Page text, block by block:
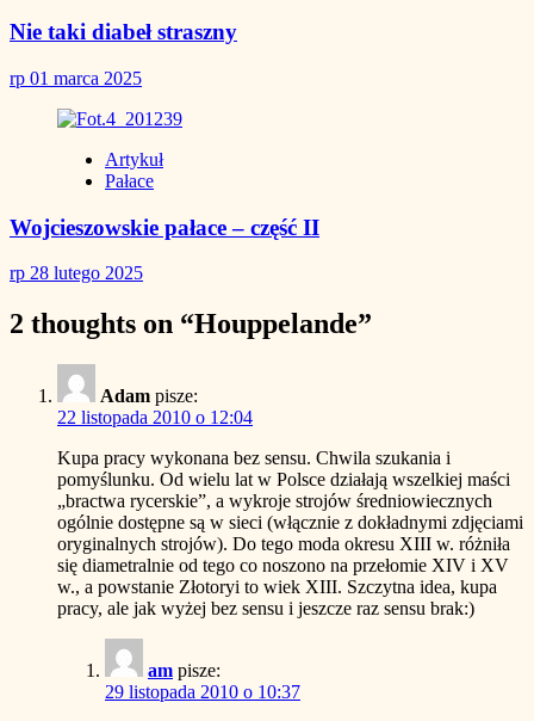
Nie taki diabeł straszny
rp 01 marca 2025
Artykuł
Pałace
Wojcieszowskie pałace – część II
rp 28 lutego 2025
2 thoughts on “Houppelande”
Adam pisze:
22 listopada 2010 o 12:04
Kupa pracy wykonana bez sensu. Chwila szukania i
pomyślunku. Od wielu lat w Polsce działają wszelkiej maści
„bractwa rycerskie”, a wykroje strojów średniowiecznych
ogólnie dostępne są w sieci (włącznie z dokładnymi zdjęciami
oryginalnych strojów). Do tego moda okresu XIII w. różniła
się diametralnie od tego co noszono na przełomie XIV i XV
w., a powstanie Złotoryi to wiek XIII. Szczytna idea, kupa
pracy, ale jak wyżej bez sensu i jeszcze raz sensu brak:)
am pisze:
29 listopada 2010 o 10:37